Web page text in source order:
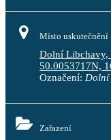
Místo uskutečnění
Dolní Libchavy,
50.0053717N,
Označení: Dolní
Zařazení